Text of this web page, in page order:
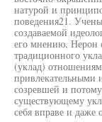
натурой и
поведения21.
создаваемой
его мнению, Нерон
традиционного
(уклад)
привлекательными
созревшей и
существующему
себя вправе и даже